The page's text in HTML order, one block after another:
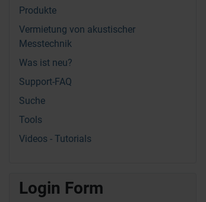
Produkte
Vermietung von akustischer
Messtechnik
Was ist neu?
Support-FAQ
Suche
Tools
Videos - Tutorials
Login Form